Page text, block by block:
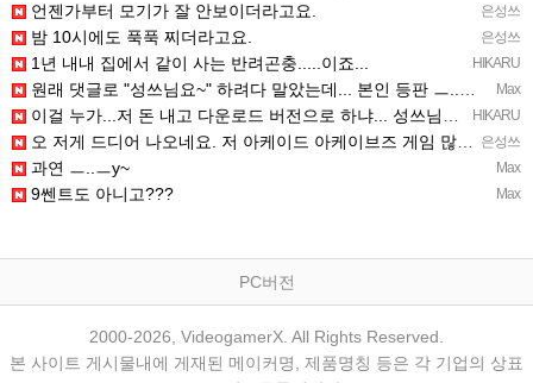
은성쓰
언젠가부터 모기가 잘 안보이더라고요.
은성쓰
밤 10시에도 푹푹 찌더라고요.
HIKARU
1년 내내 집에서 같이 사는 반려곤충.....이죠...
Max
원래 댓글로 "성쓰님요~" 하려다 말았는데... 본인 등판 ㅡ..ㅡy~
HIKARU
이걸 누가...저 돈 내고 다운로드 버전으로 하냐... 성쓰님이 계셨다!!!...
은성쓰
오 저게 드디어 나오네요. 저 아케이드 아케이브즈 게임 많이 샀는데요 ㅎㅎㅎ
Max
과연 ㅡ..ㅡy~
Max
9쎈트도 아니고???
PC버전
2000-2026, VideogamerX. All Rights Reserved.
본 사이트 게시물내에 게재된 메이커명, 제품명칭 등은 각 기업의 상표